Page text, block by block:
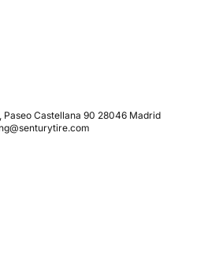
Paseo Castellana 90 28046 Madrid